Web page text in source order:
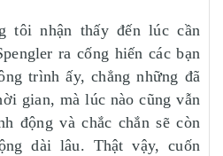
tôi nhận thấy đến lúc cần
ra cống hiến các bạn
trình ấy, chẳng những đã
gian, mà lúc nào cũng vẫn
động và chắc chắn sẽ còn
dài lâu. Thật vậy, cuốn